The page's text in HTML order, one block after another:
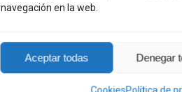
navegación en la web.
Aceptar todas Denegar